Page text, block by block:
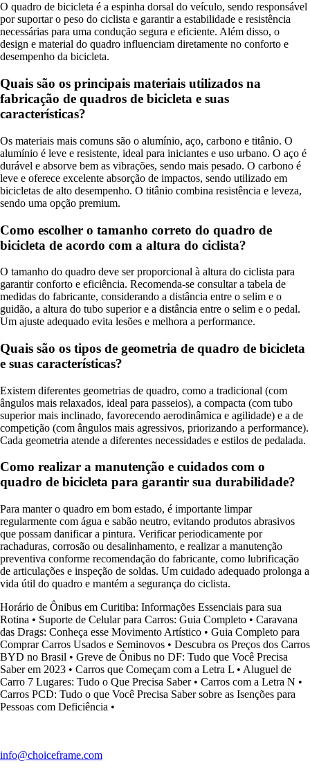
O quadro de bicicleta é a espinha dorsal do veículo, sendo responsável
por suportar o peso do ciclista e garantir a estabilidade e resistência
necessárias para uma condução segura e eficiente. Além disso, o
design e material do quadro influenciam diretamente no conforto e
desempenho da bicicleta.
Quais são os principais materiais utilizados na
fabricação de quadros de bicicleta e suas
características?
Os materiais mais comuns são o alumínio, aço, carbono e titânio. O
alumínio é leve e resistente, ideal para iniciantes e uso urbano. O aço é
durável e absorve bem as vibrações, sendo mais pesado. O carbono é
leve e oferece excelente absorção de impactos, sendo utilizado em
bicicletas de alto desempenho. O titânio combina resistência e leveza,
sendo uma opção premium.
Como escolher o tamanho correto do quadro de
bicicleta de acordo com a altura do ciclista?
O tamanho do quadro deve ser proporcional à altura do ciclista para
garantir conforto e eficiência. Recomenda-se consultar a tabela de
medidas do fabricante, considerando a distância entre o selim e o
guidão, a altura do tubo superior e a distância entre o selim e o pedal.
Um ajuste adequado evita lesões e melhora a performance.
Quais são os tipos de geometria de quadro de bicicleta
e suas características?
Existem diferentes geometrias de quadro, como a tradicional (com
ângulos mais relaxados, ideal para passeios), a compacta (com tubo
superior mais inclinado, favorecendo aerodinâmica e agilidade) e a de
competição (com ângulos mais agressivos, priorizando a performance).
Cada geometria atende a diferentes necessidades e estilos de pedalada.
Como realizar a manutenção e cuidados com o
quadro de bicicleta para garantir sua durabilidade?
Para manter o quadro em bom estado, é importante limpar
regularmente com água e sabão neutro, evitando produtos abrasivos
que possam danificar a pintura. Verificar periodicamente por
rachaduras, corrosão ou desalinhamento, e realizar a manutenção
preventiva conforme recomendação do fabricante, como lubrificação
de articulações e inspeção de soldas. Um cuidado adequado prolonga a
vida útil do quadro e mantém a segurança do ciclista.
Horário de Ônibus em Curitiba: Informações Essenciais para sua
Rotina • Suporte de Celular para Carros: Guia Completo • Caravana
das Drags: Conheça esse Movimento Artístico • Guia Completo para
Comprar Carros Usados e Seminovos • Descubra os Preços dos Carros
BYD no Brasil • Greve de Ônibus no DF: Tudo que Você Precisa
Saber em 2023 • Carros que Começam com a Letra L • Aluguel de
Carro 7 Lugares: Tudo o Que Precisa Saber• Carros com a Letra N •
Carros PCD: Tudo o que Você Precisa Saber sobre as Isenções para
Pessoas com Deficiência •
info@choiceframe.com